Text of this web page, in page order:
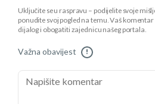
Uključite se u raspravu – podijelite svoje
ponudite svoj pogled na temu. Vaš
dijalog i obogatiti zajednicu našeg portala.
Važna obavijest !